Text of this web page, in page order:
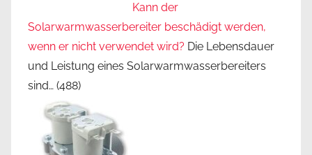
Kann der
Solarwarmwasserbereiter beschädigt werden,
wenn er nicht verwendet wird? Die Lebensdauer
und Leistung eines Solarwarmwasserbereiters
sind… (488)